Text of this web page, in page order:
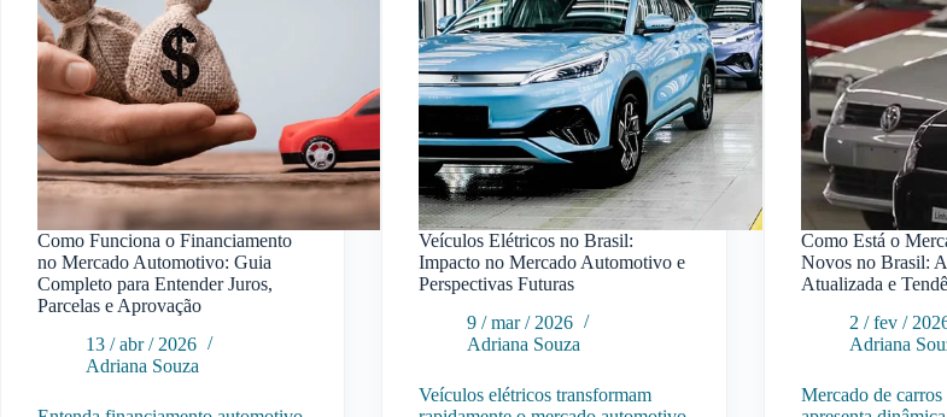
Como Funciona o Financiamento
no Mercado Automotivo: Guia
Completo para Entender Juros,
Parcelas e Aprovação
13 / abr / 2026
Adriana Souza
Veículos Elétricos no Brasil:
Impacto no Mercado Automotivo e
Perspectivas Futuras
9 / mar / 2026
Adriana Souza
Veículos elétricos transformam
Como Está o
Novos no Brasil:
Atualizada e
2 / fev /
Adriana
Mercado de